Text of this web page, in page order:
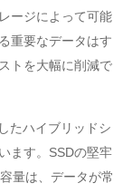
ージによって可能
重要なデータはす
トを大幅に削減で
たハイブリッドシ
ます。SSDの堅牢
量は、データが常